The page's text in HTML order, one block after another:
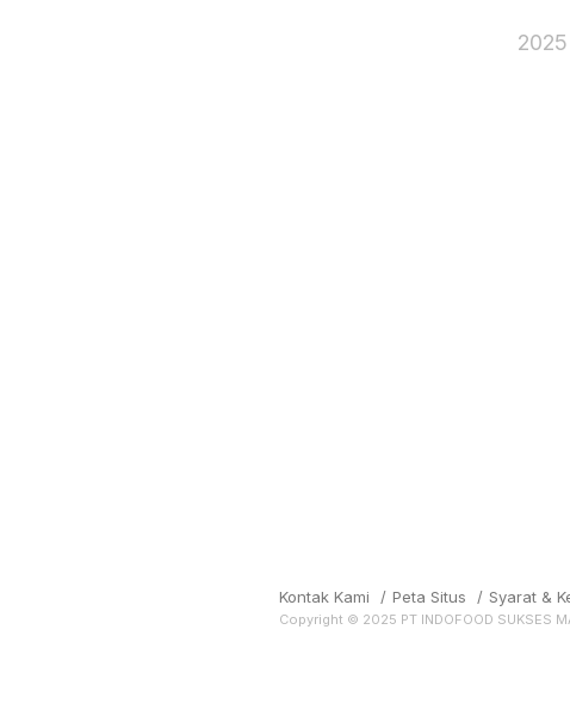
2025
Kontak Kami / Peta Situs / Syarat &
Copyright © 2025 PT INDOFOOD SUKSES